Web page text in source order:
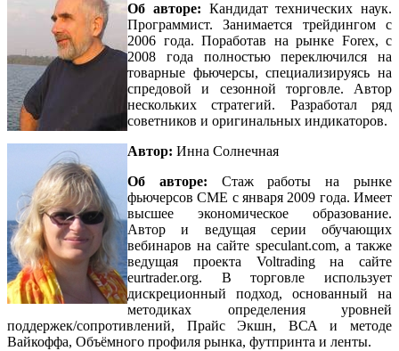
Об авторе: Кандидат технических наук.
Программист. Занимается трейдингом с
2006 года. Поработав на рынке Forex, с
2008 года полностью переключился на
товарные фьючерсы, специализируясь на
спредовой и сезонной торговле. Автор
нескольких стратегий. Разработал ряд
советников и оригинальных индикаторов.
Автор: Инна Солнечная
Об авторе: Стаж работы на рынке
фьючерсов СМЕ с января 2009 года. Имеет
высшее экономическое образование.
Автор и ведущая серии обучающих
вебинаров на сайте speculant.com, а также
ведущая проекта Voltrading на сайте
eurtrader.org. В торговле использует
дискреционный подход, основанный на
методиках определения уровней
поддержек/сопротивлений, Прайс Экшн, ВСА и методе
Вайкоффа, Объёмного профиля рынка, футпринта и ленты.